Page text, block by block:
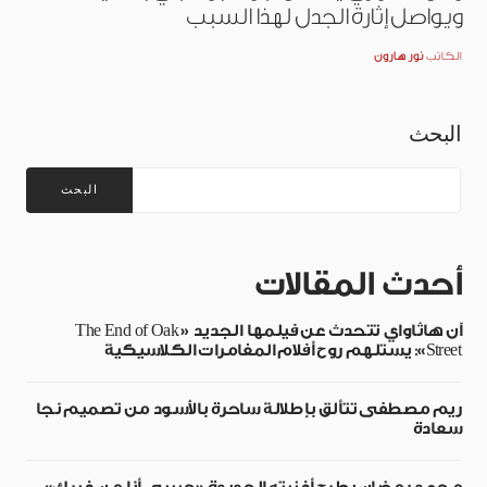
ويواصل إثارة الجدل لهذا السبب
الكاتب نور هارون
البحث
البحث
أحدث المقالات
آن هاثاواي تتحدث عن فيلمها الجديد «The End of Oak
Street»: يستلهم روح أفلام المغامرات الكلاسيكية
ريم مصطفى تتألق بإطلالة ساحرة بالأسود من تصميم نجا
سعادة